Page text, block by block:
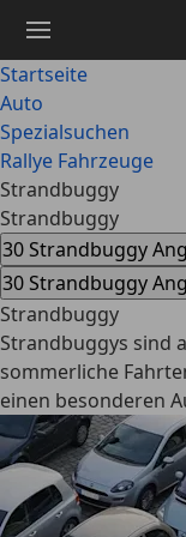
Hauptinhalt
springen
Startseite
Auto
Spezialsuchen
Rallye Fahrzeuge
Strandbuggy
Strandbuggy
30 Strandbuggy
30 Strandbuggy
Strandbuggy
Strandbuggys sind
sommerliche
einen besonderen